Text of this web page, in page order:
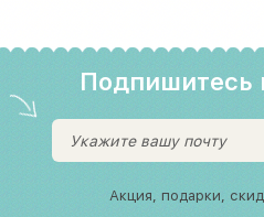
Подпишитесь
Акция, подарки,